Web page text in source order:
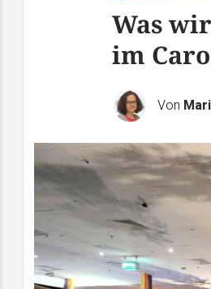
Was
im
Von